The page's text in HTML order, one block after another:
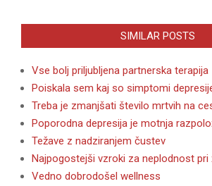
SIMILAR POSTS
Vse bolj priljubljena partnerska terapija
Poiskala sem kaj so simptomi
Treba je zmanjšati število mrtvih na
Poporodna depresija je motnja
Težave z nadziranjem čustev
Najpogostejši vzroki za neplodnost pri
Vedno dobrodošel wellness